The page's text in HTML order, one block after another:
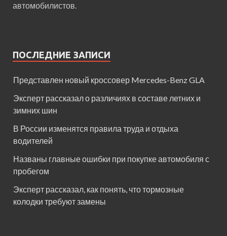
автомобилистов.
ПОСЛЕДНИЕ ЗАПИСИ
Представлен новый кроссовер Mercedes-Benz GLA
Эксперт рассказал о различиях в составе летних и
зимних шин
В России изменятся правила труда и отдыха
водителей
Названы главные ошибки при покупке автомобиля с
пробегом
Эксперт рассказал, как понять, что тормозные
колодки требуют замены